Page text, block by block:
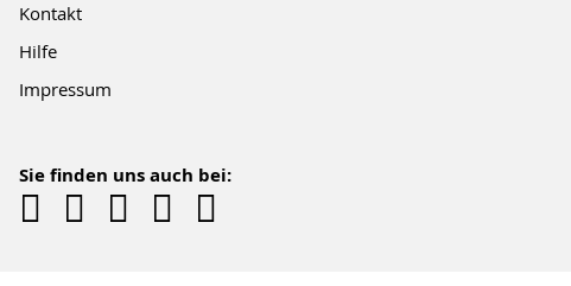
Kontakt
Hilfe
Impressum
Sie finden uns auch bei: